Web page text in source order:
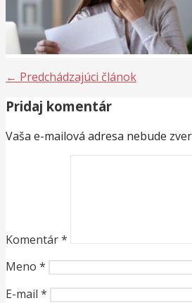
Navigácia
v
článku
← Predchádzajúci článok
Pridaj komentár
Vaša e-mailová adresa nebude
Komentár*
Meno *
E-mail *